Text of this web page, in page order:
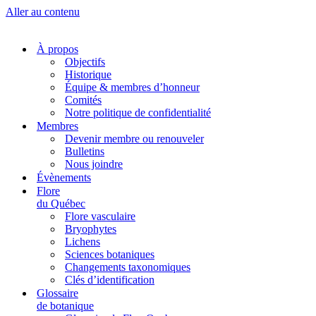
Aller au contenu
À propos
Objectifs
Historique
Équipe & membres d’honneur
Comités
Notre politique de confidentialité
Membres
Devenir membre ou renouveler
Bulletins
Nous joindre
Évènements
Flore
du Québec
Flore vasculaire
Bryophytes
Lichens
Sciences botaniques
Changements taxonomiques
Clés d’identification
Glossaire
de botanique